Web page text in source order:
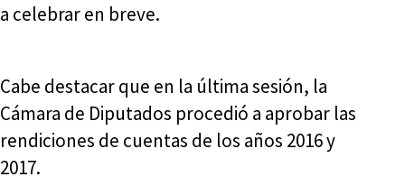
a celebrar en breve.
Cabe destacar que en la última sesión, la
Cámara de Diputados procedió a aprobar las
rendiciones de cuentas de los años 2016 y
2017.